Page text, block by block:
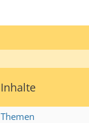
Inhalte
Themen